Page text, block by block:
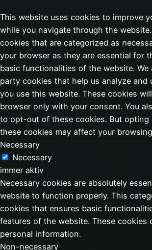
This website uses cookies to improve
while you navigate through the
cookies that are categorized as
your browser as they are essential for
basic functionalities of the website.
party cookies that help us analyze and
you use this website. These cookies
browser only with your consent. You
to opt-out of these cookies. But opting
these cookies may affect your
Necessary
Necessary
immer aktiv
Necessary cookies are absolutely
website to function properly. This
cookies that ensures basic
features of the website. These cookies
personal information.
Non-necessary